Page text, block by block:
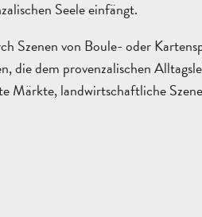
Seele einfängt.
Szenen von Boule- oder
die dem provenzalischen
Märkte, landwirtschaftliche